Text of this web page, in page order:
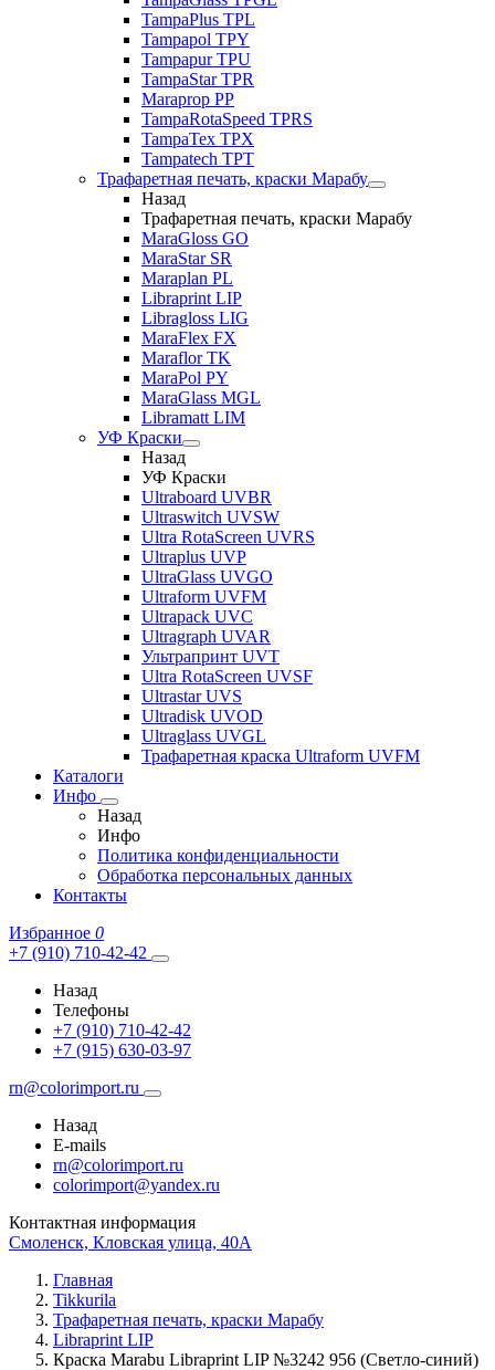
TampaPlus TPL
Tampapol TPY
Tampapur TPU
TampaStar TPR
Maraprop PP
TampaRotaSpeed TPRS
TampaTex TPX
Tampatech TPT
Трафаретная печать, краски Марабу
Назад
Трафаретная печать, краски Марабу
MaraGloss GO
MaraStar SR
Maraplan PL
Libraprint LIP
Libragloss LIG
MaraFlex FX
Maraflor TK
MaraPol PY
MaraGlass MGL
Libramatt LIM
УФ Краски
Назад
УФ Краски
Ultraboard UVBR
Ultraswitch UVSW
Ultra RotaScreen UVRS
Ultraplus UVP
UltraGlass UVGO
Ultraform UVFM
Ultrapack UVC
Ultragraph UVAR
Ультрапринт UVT
Ultra RotaScreen UVSF
Ultrastar UVS
Ultradisk UVOD
Ultraglass UVGL
Трафаретная краска Ultraform UVFM
Каталоги
Инфо
Назад
Инфо
Политика конфиденциальности
Обработка персональных данных
Контакты
Избранное 0
+7 (910) 710-42-42
Назад
Телефоны
+7 (910) 710-42-42
+7 (915) 630-03-97
rn@colorimport.ru
Назад
E-mails
rn@colorimport.ru
colorimport@yandex.ru
Контактная информация
Смоленск, Кловская улица, 40А
Главная
Tikkurila
Трафаретная печать, краски Марабу
Libraprint LIP
Краска Маrabu Libraprint LIP №3242 956 (Светло-синий)